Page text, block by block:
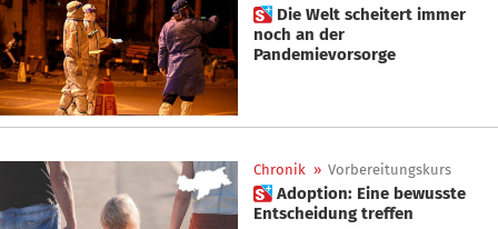
 Die Welt scheitert immer
noch an der
Pandemievorsorge
Chronik » Vorbereitungskurs
 Adoption: Eine bewusste
Entscheidung treffen